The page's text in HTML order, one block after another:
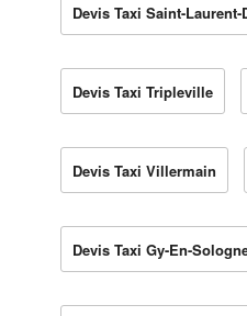
Devis Taxi Saint-Laurent-
Devis Taxi Tripleville
Devis Taxi Villermain
Devis Taxi Gy-En-